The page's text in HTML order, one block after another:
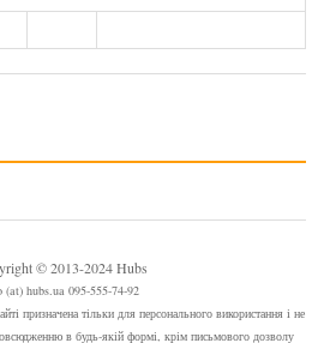
© 2013-2024 Hubs
(at) hubs.ua 095-555-74-92
призначена тільки для персонального використання і не
в будь-якій формі, крім письмового дозволу